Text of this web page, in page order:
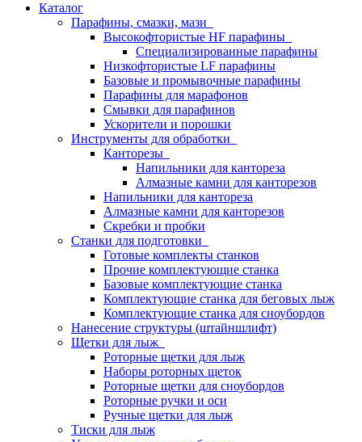
Каталог
Парафины, смазки, мази
Высокофтористые HF парафины
Специализированные парафины
Низкофтористые LF парафины
Базовые и промывочные парафины
Парафины для марафонов
Смывки для парафинов
Ускорители и порошки
Инструменты для обработки
Канторезы
Напильники для кантореза
Алмазные камни для канторезов
Напильники для кантореза
Алмазные камни для канторезов
Скребки и пробки
Станки для подготовки
Готовые комплекты станков
Прочие комплектующие станка
Базовые комплектующие станка
Комплектующие станка для беговых лыж
Комплектующие станка для сноубордов
Нанесение структуры (штайншлифт)
Щетки для лыж
Роторные щетки для лыж
Наборы роторных щеток
Роторные щетки для сноубордов
Роторные ручки и оси
Ручные щетки для лыж
Тиски для лыж